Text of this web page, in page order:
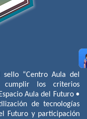
“Centro Aula del
cumplir los criterios
Aula del Futuro •
de tecnologías
Futuro y participación